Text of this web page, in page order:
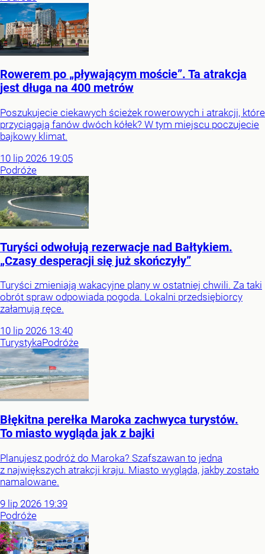
Rowerem po „pływającym moście”. Ta atrakcja
jest długa na 400 metrów
Poszukujecie ciekawych ścieżek rowerowych i atrakcji, które
przyciągają fanów dwóch kółek? W tym miejscu poczujecie
bajkowy klimat.
10 lip 2026 19:05
Podróże
Turyści odwołują rezerwacje nad Bałtykiem.
„Czasy desperacji się już skończyły”
Turyści zmieniają wakacyjne plany w ostatniej chwili. Za taki
obrót spraw odpowiada pogoda. Lokalni przedsiębiorcy
załamują ręce.
10 lip 2026 13:40
TurystykaPodróże
Błękitna perełka Maroka zachwyca turystów.
To miasto wygląda jak z bajki
Planujesz podróż do Maroka? Szafszawan to jedna
z największych atrakcji kraju. Miasto wygląda, jakby zostało
namalowane.
9 lip 2026 19:39
Podróże